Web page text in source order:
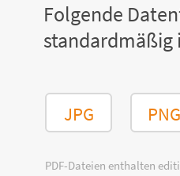
Folgende
standardmäßig
JPG PNG
PDF-Dateien enthalten